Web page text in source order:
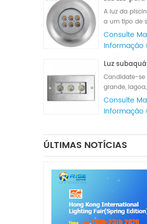
VDE ou cabo
UL.
A luz da
a um tipo de
que atende a
requisitos de
e sinalização. A
classificação
para
marítima,
navegação e
sinalização
Consulte
Informação
Candidate-se
grande,
quadrada do
fonte do hotel.
Consulte
Informação
ÚLTIMAS NOTÍCIAS